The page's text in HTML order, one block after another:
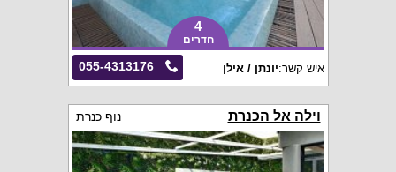
4
חדרים
055-4313176 איש קשר:יונתן / אילן
וילה אל הכנרת נוף כנרת